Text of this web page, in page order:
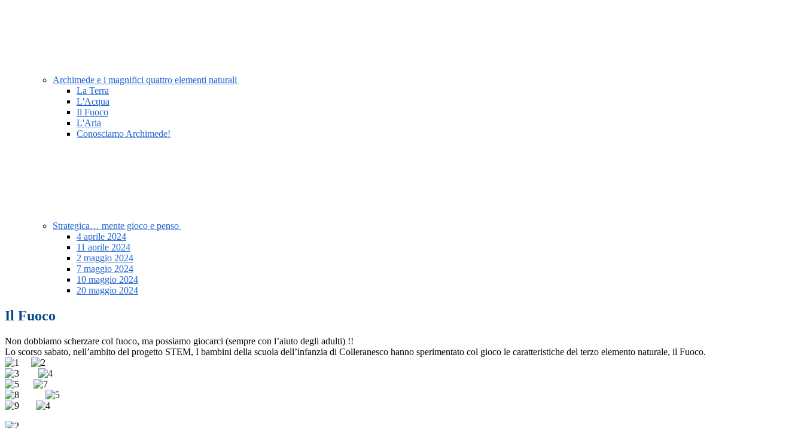
Archimede e i magnifici quattro elementi naturali
La Terra
L'Acqua
Il Fuoco
L'Aria
Conosciamo Archimede!
Strategica… mente gioco e penso
4 aprile 2024
11 aprile 2024
2 maggio 2024
7 maggio 2024
10 maggio 2024
20 maggio 2024
Il Fuoco
Non dobbiamo scherzare col fuoco, ma possiamo giocarci (sempre con l’aiuto degli adulti) !!
Lo scorso sabato, nell’ambito del progetto STEM, I bambini della scuola dell’infanzia di Colleranesco hanno sperimentato col gioco le caratteristiche del terzo elemento naturale, il Fuoco.